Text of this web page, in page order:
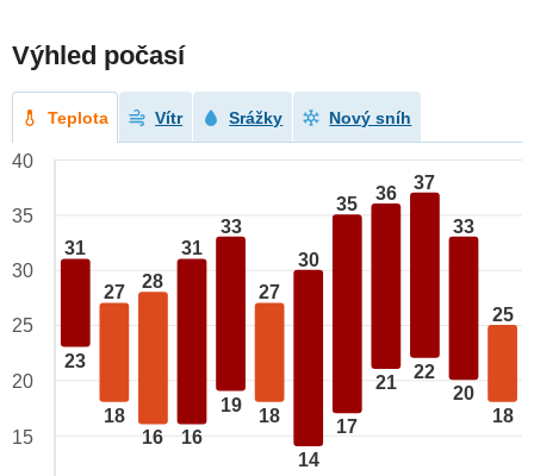
Výhled počasí
Teplota Vítr Srážky Nový sníh
31
23
27
18
28
16
31
16
33
19
27
18
30
14
35
17
36
21
37
22
33
20
25
18
40
35
30
25
20
15